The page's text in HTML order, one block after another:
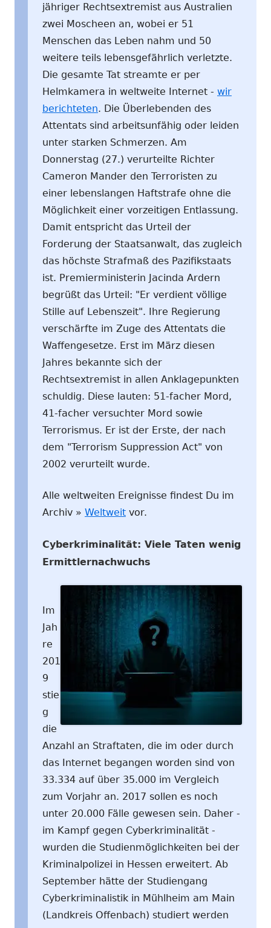
jähriger Rechtsextremist aus Australien
zwei Moscheen an, wobei er 51
Menschen das Leben nahm und 50
weitere teils lebensgefährlich verletzte.
Die gesamte Tat streamte er per
Helmkamera in weltweite Internet - wir
berichteten. Die Überlebenden des
Attentats sind arbeitsunfähig oder leiden
unter starken Schmerzen. Am
Donnerstag (27.) verurteilte Richter
Cameron Mander den Terroristen zu
einer lebenslangen Haftstrafe ohne die
Möglichkeit einer vorzeitigen Entlassung.
Damit entspricht das Urteil der
Forderung der Staatsanwalt, das zugleich
das höchste Strafmaß des Pazifikstaats
ist. Premierministerin Jacinda Ardern
begrüßt das Urteil: "Er verdient völlige
Stille auf Lebenszeit". Ihre Regierung
verschärfte im Zuge des Attentats die
Waffengesetze. Erst im März diesen
Jahres bekannte sich der
Rechtsextremist in allen Anklagepunkten
schuldig. Diese lauten: 51-facher Mord,
41-facher versuchter Mord sowie
Terrorismus. Er ist der Erste, der nach
dem "Terrorism Suppression Act" von
2002 verurteilt wurde.
Alle weltweiten Ereignisse findest Du im
Archiv » Weltweit vor.
Cyberkriminalität: Viele Taten wenig
Ermittlernachwuchs
Im
Jah
re
201
9
stie
g
die
Anzahl an Straftaten, die im oder durch
das Internet begangen worden sind von
33.334 auf über 35.000 im Vergleich
zum Vorjahr an. 2017 sollen es noch
unter 20.000 Fälle gewesen sein. Daher -
im Kampf gegen Cyberkriminalität -
wurden die Studienmöglichkeiten bei der
Kriminalpolizei in Hessen erweitert. Ab
September hätte der Studiengang
Cyberkriminalistik in Mühlheim am Main
(Landkreis Offenbach) studiert werden